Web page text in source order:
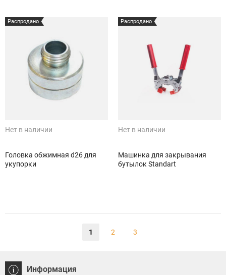
Распродано
Нет в наличии
Головка обжимная d26 для
укупорки
Распродано
Нет в наличии
Машинка для закрывания
бутылок Standart
1 2 3
Информация